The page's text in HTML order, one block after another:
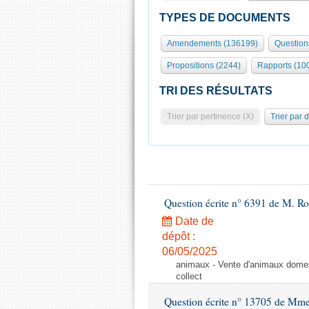
TYPES DE DOCUMENTS
Amendements (136199)
Propositions (2244) Rapports
TRI DES RÉSULTATS
Trier par pertinence (X) Trier par
Question écrite n° 6391 de M.
Date de
dépôt :
06/05/2025
animaux - Vente d'animaux
collect
Question écrite n° 13705 de